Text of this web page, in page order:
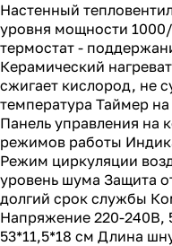
Настенный
уровня мощности
термостат -
Керамический
сжигает кислород, не
температура Таймер
Панель управления на
режимов работы
Режим циркуляции
уровень шума Защита
долгий срок службы
Напряжение 220-240В,
53*11,5*18 см Длина